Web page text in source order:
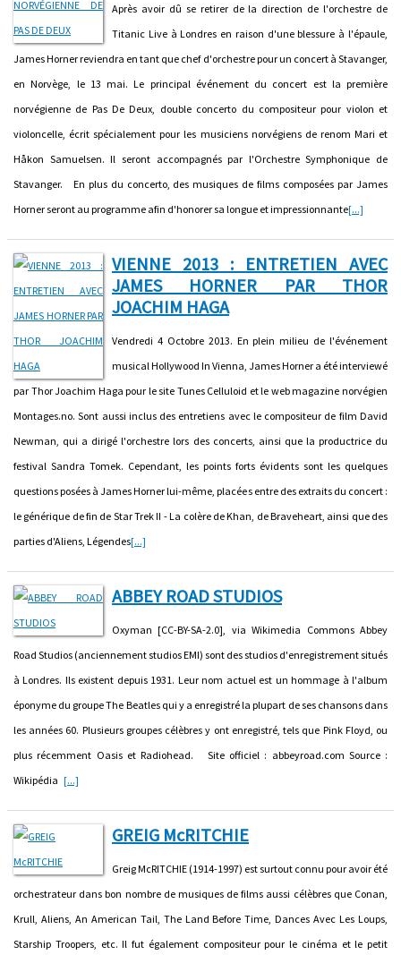
Après avoir dû se retirer de la direction de l'orchestre de
Titanic Live à Londres en raison d'une blessure à l'épaule,
James Horner reviendra en tant que chef d'orchestre pour un concert à Stavanger,
en Norvège, le 13 mai. Le principal événement du concert est la première
norvégienne de Pas De Deux, double concerto du compositeur pour violon et
violoncelle, écrit spécialement pour les musiciens norvégiens de renom Mari et
Håkon Samuelsen. Il seront accompagnés par l'Orchestre Symphonique de
Stavanger. En plus du concerto, des musiques de films composées par James
Horner seront au programme afin d'honorer sa longue et impressionnante[...]
VIENNE 2013 : ENTRETIEN AVEC
JAMES HORNER PAR THOR
JOACHIM HAGA
Vendredi 4 Octobre 2013. En plein milieu de l'événement
musical Hollywood In Vienna, James Horner a été interviewé
par Thor Joachim Haga pour le site Tunes Celluloid et le web magazine norvégien
Montages.no. Sont aussi inclus des entretiens avec le compositeur de film David
Newman, qui a dirigé l'orchestre lors des concerts, ainsi que la productrice du
festival Sandra Tomek. Cependant, les points forts évidents sont les quelques
questions posées à James Horner lui-même, placées entre des extraits du concert :
le générique de fin de Star Trek II - La colère de Khan, de Braveheart, ainsi que des
parties d'Aliens, Légendes[...]
ABBEY ROAD STUDIOS
Oxyman [CC-BY-SA-2.0], via Wikimedia Commons Abbey
Road Studios (anciennement studios EMI) sont des studios d'enregistrement situés
à Londres. Ils existent depuis 1931. Leur nom actuel est un hommage à l'album
éponyme du groupe The Beatles qui y a enregistré la plupart de ses chansons dans
les années 60. Plusieurs groupes célèbres y ont enregistré, tels que Pink Floyd, ou
plus récemment Oasis et Radiohead. Site officiel : abbeyroad.com Source :
Wikipédia [...]
GREIG McRITCHIE
Greig McRITCHIE (1914-1997) est surtout connu pour avoir été
orchestrateur dans bon nombre de musiques de films aussi célèbres que Conan,
Krull, Aliens, An American Tail, The Land Before Time, Dances Avec Les Loups,
Starship Troopers, etc. Il fut également compositeur pour le cinéma et le petit